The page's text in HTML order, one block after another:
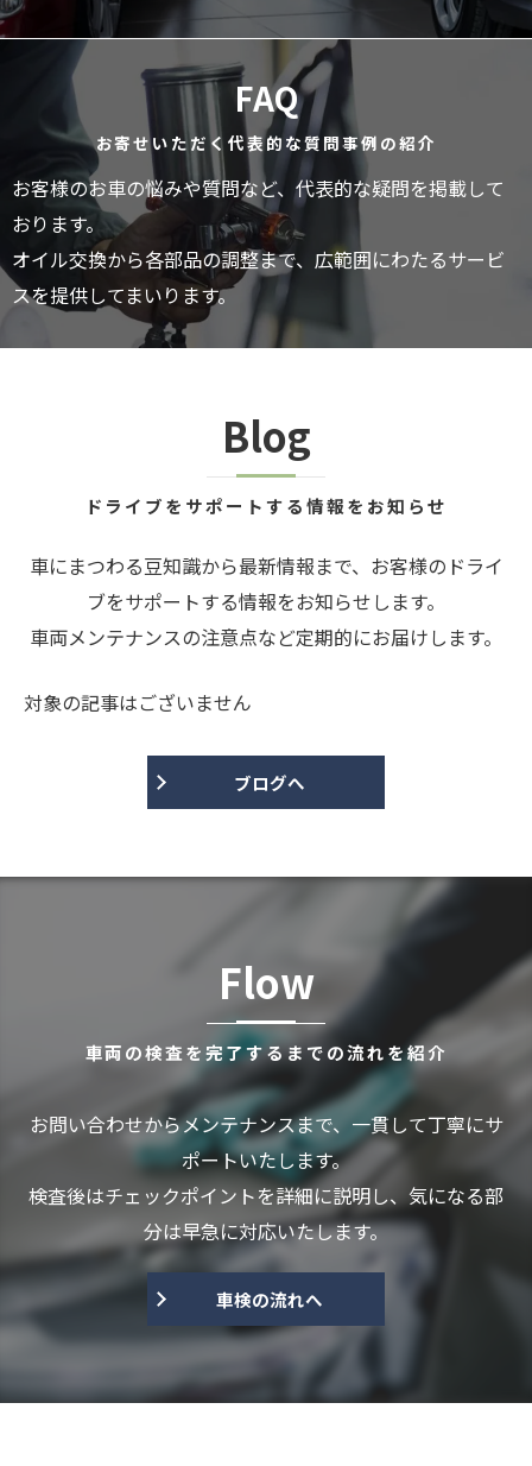
FAQ
お寄せいただく代表的な質問事例の紹介
お客様のお車の悩みや質問など、代表的な疑問を掲載して
おります。
オイル交換から各部品の調整まで、広範囲にわたるサービ
スを提供してまいります。
ドライブをサポートする情報をお知らせ
Blog
車にまつわる豆知識から最新情報まで、お客様のドライ
ブをサポートする情報をお知らせします。
車両メンテナンスの注意点など定期的にお届けします。
対象の記事はございません
ブログへ
Flow
車両の検査を完了するまでの流れを紹介
お問い合わせからメンテナンスまで、一貫して丁寧にサ
ポートいたします。
検査後はチェックポイントを詳細に説明し、気になる部
分は早急に対応いたします。
車検の流れへ